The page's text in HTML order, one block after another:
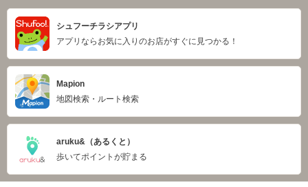
シュフーチラシアプリ
アプリならお気に入りのお店がすぐに見つかる！
Mapion
地図検索・ルート検索
aruku&（あるくと）
歩いてポイントが貯まる